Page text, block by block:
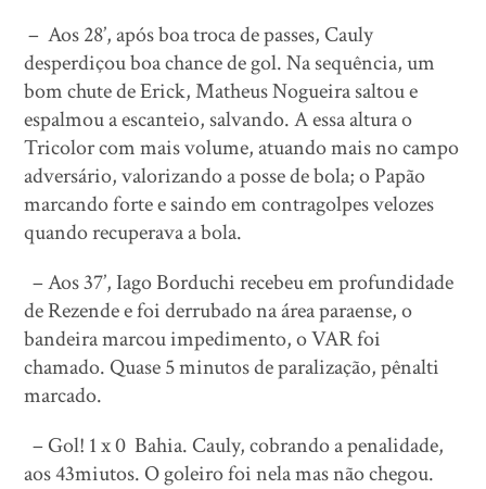
– Aos 28’, após boa troca de passes, Cauly
desperdiçou boa chance de gol. Na sequência, um
bom chute de Erick, Matheus Nogueira saltou e
espalmou a escanteio, salvando. A essa altura o
Tricolor com mais volume, atuando mais no campo
adversário, valorizando a posse de bola; o Papão
marcando forte e saindo em contragolpes velozes
quando recuperava a bola.
– Aos 37’, Iago Borduchi recebeu em profundidade
de Rezende e foi derrubado na área paraense, o
bandeira marcou impedimento, o VAR foi
chamado. Quase 5 minutos de paralização, pênalti
marcado.
– Gol! 1 x 0 Bahia. Cauly, cobrando a penalidade,
aos 43miutos. O goleiro foi nela mas não chegou.